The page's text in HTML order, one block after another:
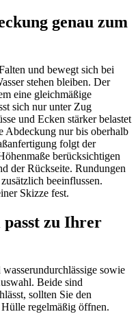
genau zum
und bewegt sich bei
stehen bleiben. Der
eine gleichmäßige
sich nur unter Zug
und Ecken stärker belastet
Abdeckung nur bis oberhalb
folgt der
berücksichtigen
der Rückseite. Rundungen
beeinflussen.
Skizze fest.
zu Ihrer
sowie
Beide sind
sollten Sie den
regelmäßig öffnen.